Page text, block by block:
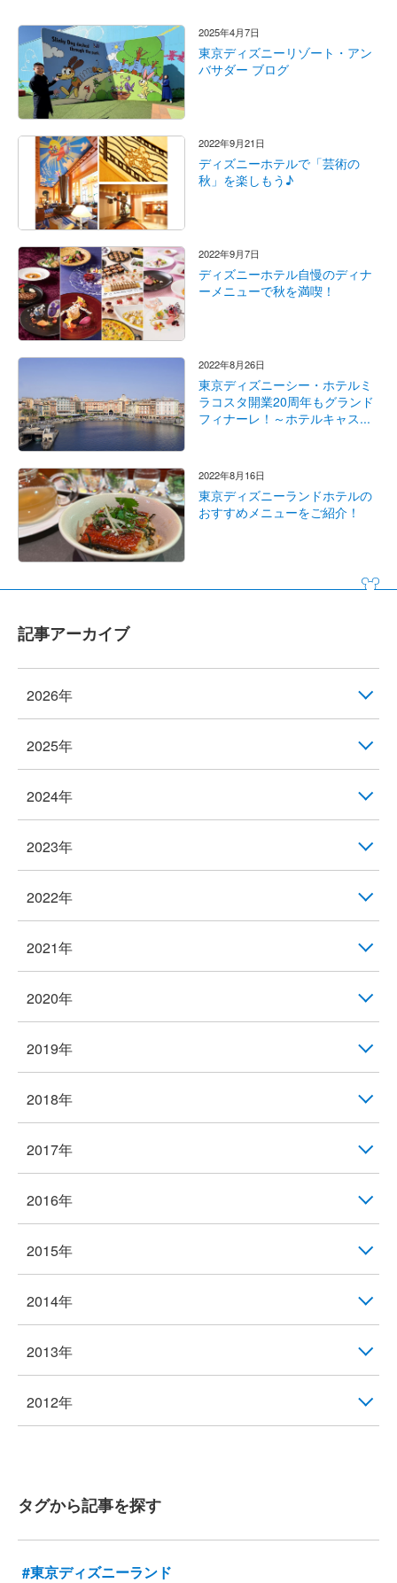
2025年4月7日
東京ディズニーリゾート・アン
バサダー ブログ
2022年9月21日
ディズニーホテルで「芸術の
秋」を楽しもう♪
2022年9月7日
ディズニーホテル自慢のディナ
ーメニューで秋を満喫！
2022年8月26日
東京ディズニーシー・ホテルミ
ラコスタ開業20周年もグランド
フィナーレ！～ホテルキャス...
2022年8月16日
東京ディズニーランドホテルの
おすすめメニューをご紹介！
記事アーカイブ
2026年
2025年
2024年
2023年
2022年
2021年
2020年
2019年
2018年
2017年
2016年
2015年
2014年
2013年
2012年
タグから記事を探す
#東京ディズニーランド